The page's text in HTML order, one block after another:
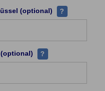
(optional) Zu jedem
?
Jeder Fahrzeugtyp
?